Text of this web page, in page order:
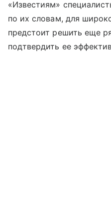
«Известиям»
по их словам, для
предстоит решить еще
подтвердить ее